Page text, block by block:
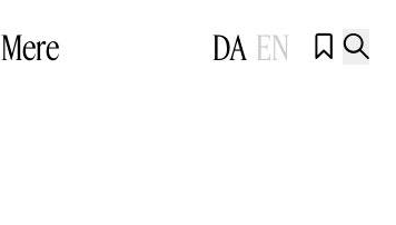
Mere DA EN  